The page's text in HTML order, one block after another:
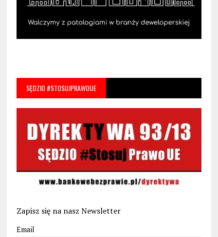
SĘDZIO #STOSUJPRAWOUE
Zapisz się na nasz Newsletter
Email